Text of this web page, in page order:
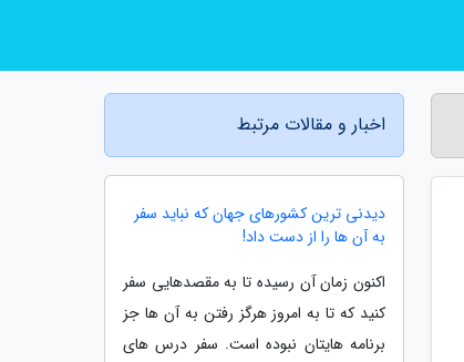
اخبار و مقالات مرتبط
دیدنی ترین کشورهای جهان که نباید سفر
به آن ها را از دست داد!
اکنون زمان آن رسیده تا به مقصدهایی سفر
کنید که تا به امروز هرگز رفتن به آن ها جز
برنامه هایتان نبوده است. سفر درس های